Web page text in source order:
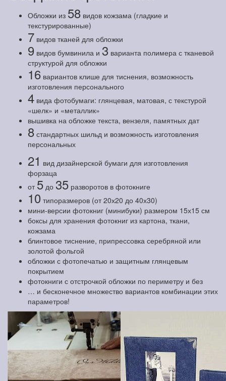
Обложки из 58 видов кожзама (гладкие и
текстурированные)
7 видов тканей для обложки
9 видов бумвинила и 3 варианта полимера с тканевой
структурой для обложки
16 вариантов клише для тиснения, возможность
изготовления персонального
4 вида фотобумаги: глянцевая, матовая, с текстурой
«шелк» и «металлик»
вышивка на обложке текста, вензеля, памятных дат
8 стандартных шильд и возможность изготовления
персональных
21 вид дизайнерской бумаги для изготовления
форзаца
от 5 до 35 разворотов в фотокниге
10 типоразмеров (от 20х20 до 40х30)
мини-версии фотокниг (минибуки) размером 15х15 см
боксы для хранения фотокниг из картона, ткани,
кожзама
блинтовое тиснение, припрессовка серебряной или
золотой фольгой
обложки с фотопечатью и защитным глянцевым
покрытием
фотокниги с отстрочкой обложки по периметру и без
… и бесконечное множество вариантов комбинации этих
параметров!